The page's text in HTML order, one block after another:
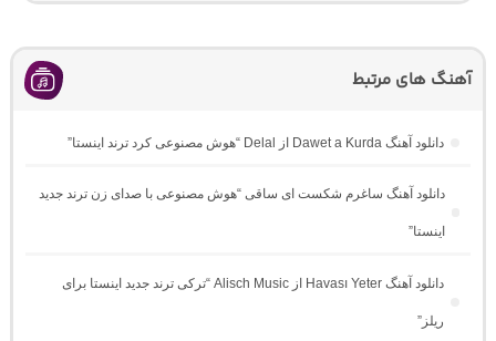
آهنگ های مرتبط
دانلود آهنگ Dawet a Kurda از Delal “هوش مصنوعی کرد ترند اینستا”
دانلود آهنگ ساغرم شکست ای ساقی “هوش مصنوعی با صدای زن ترند جدید
اینستا”
دانلود آهنگ Havası Yeter از Alisch Music “ترکی ترند جدید اینستا برای
ریلز”